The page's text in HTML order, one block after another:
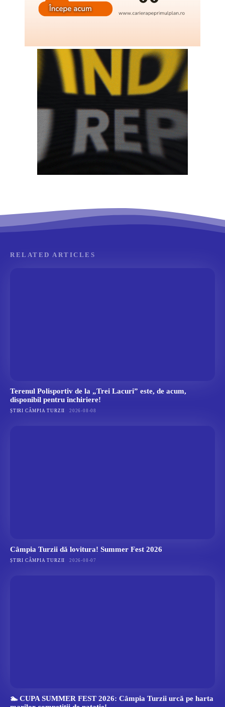
RELATED ARTICLES
Terenul Polisportiv de la „Trei Lacuri” este, de acum,
disponibil pentru închiriere!
ȘTIRI CÂMPIA TURZII 2026-08-08
Câmpia Turzii dă lovitura! Summer Fest 2026
ȘTIRI CÂMPIA TURZII 2026-08-07
🏊 CUPA SUMMER FEST 2026: Câmpia Turzii urcă pe harta